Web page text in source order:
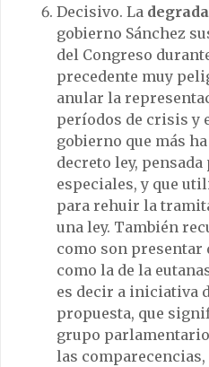
Decisivo. La
gobierno Sánchez
del Congreso
precedente muy
anular la
períodos de crisis y
gobierno que más
decreto ley,
especiales, y que
para rehuir la
una ley. También
como son presentar
como la de la
es decir a iniciativa
propuesta, que
grupo
las